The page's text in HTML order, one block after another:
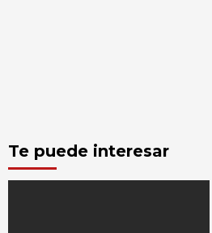
Te puede interesar